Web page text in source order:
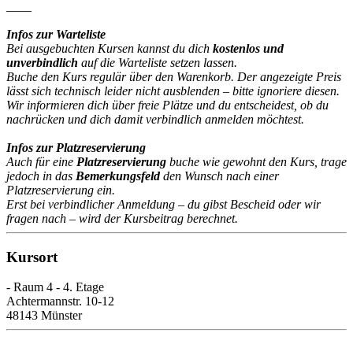
Infos zur Warteliste
Bei ausgebuchten Kursen kannst du dich kostenlos und
unverbindlich auf die Warteliste setzen lassen.
Buche den Kurs regulär über den Warenkorb. Der angezeigte Preis
lässt sich technisch leider nicht ausblenden – bitte ignoriere diesen.
Wir informieren dich über freie Plätze und du entscheidest, ob du
nachrücken und dich damit verbindlich anmelden möchtest.
Infos zur Platzreservierung
Auch für eine Platzreservierung buche wie gewohnt den Kurs, trage
jedoch in das Bemerkungsfeldden Wunsch nach einer
Platzreservierung ein.
Erst bei verbindlicher Anmeldung – du gibst Bescheid oder wir
fragen nach – wird der Kursbeitrag berechnet.
Kursort
- Raum 4 - 4. Etage
Achtermannstr. 10-12
48143 Münster